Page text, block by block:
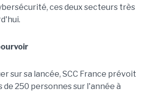
ces deux secteurs très
sur sa lancée, SCC France prévoit
250 personnes sur l'année à